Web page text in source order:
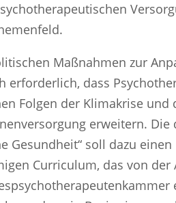
Maßnahmen zur
erforderlich, dass
Folgen der Klimakrise
erweitern.
Gesundheit“ soll dazu
Curriculum, das von